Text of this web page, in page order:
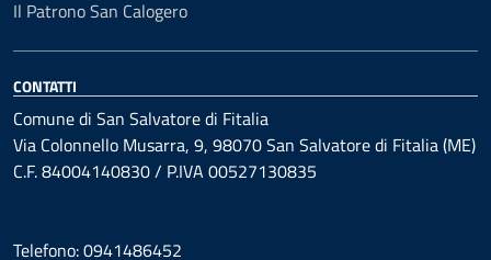
Il Patrono San Calogero
CONTATTI
Comune di San Salvatore di Fitalia
Via Colonnello Musarra, 9, 98070 San Salvatore di Fitalia (ME)
C.F. 84004140830 / P.IVA 00527130835
Telefono: 0941486452